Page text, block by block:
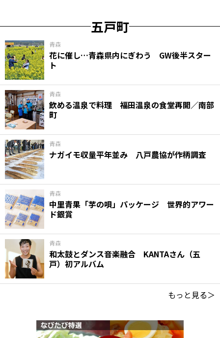
五戸町
青森
花に催し…青森県内にぎわう GW後半スター
ト
青森
飲める温泉で料理 福田温泉の食堂再開／南部
町
青森
ナガイモ収量平年並み 八戸農協が作柄調査
青森
中里青果「芋の唄」パッケージ 世界的アワー
ド銀賞
青森
和太鼓とダンス音楽融合 KANTAさん（五
戸）初アルバム
もっと見る＞